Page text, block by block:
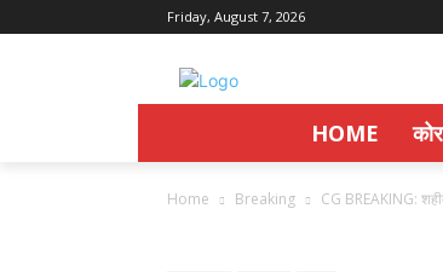
Friday, August 7, 2026
HOME
Home Breaking CG BREAKING: